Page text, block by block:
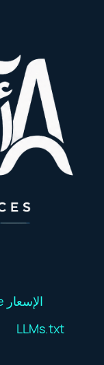
Price الإسعار
LLMs.txt